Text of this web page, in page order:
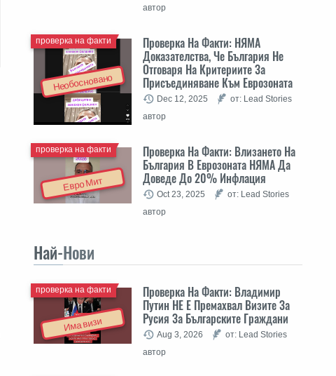
автор
Необосновано
Проверка На Факти: НЯМА
Доказателства, Че България Не
Отговаря На Критериите За
Присъединяване Към Еврозоната
проверка на факти
Dec 12, 2025
от: Lead Stories
автор
Евро Мит
Проверка На Факти: Влизането На
България В Еврозоната НЯМА Да
Доведе До 20% Инфлация
проверка на факти
Oct 23, 2025
от: Lead Stories
автор
Най-Нови
Има визи
Проверка На Факти: Владимир
Путин НЕ Е Премахвал Визите За
Русия За Българските Граждани
проверка на факти
Aug 3, 2026
от: Lead Stories
автор